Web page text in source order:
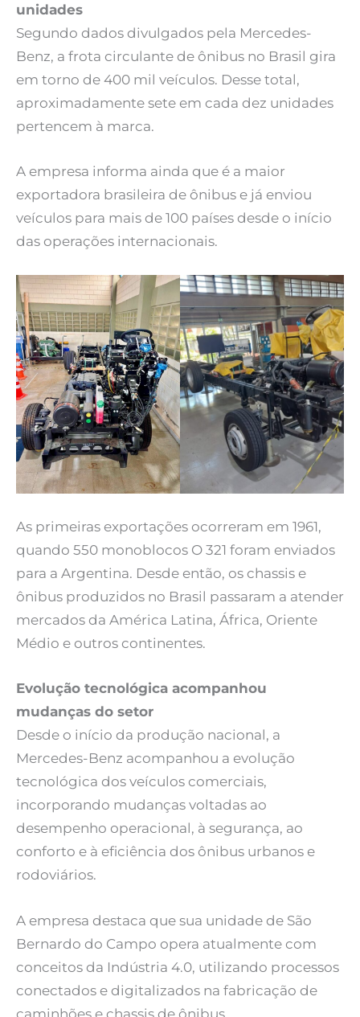
unidades
Segundo dados divulgados pela Mercedes-
Benz, a frota circulante de ônibus no Brasil gira
em torno de 400 mil veículos. Desse total,
aproximadamente sete em cada dez unidades
pertencem à marca.
A empresa informa ainda que é a maior
exportadora brasileira de ônibus e já enviou
veículos para mais de 100 países desde o início
das operações internacionais.
As primeiras exportações ocorreram em 1961,
quando 550 monoblocos O 321 foram enviados
para a Argentina. Desde então, os chassis e
ônibus produzidos no Brasil passaram a atender
mercados da América Latina, África, Oriente
Médio e outros continentes.
Evolução tecnológica acompanhou
mudanças do setor
Desde o início da produção nacional, a
Mercedes-Benz acompanhou a evolução
tecnológica dos veículos comerciais,
incorporando mudanças voltadas ao
desempenho operacional, à segurança, ao
conforto e à eficiência dos ônibus urbanos e
rodoviários.
A empresa destaca que sua unidade de São
Bernardo do Campo opera atualmente com
conceitos da Indústria 4.0, utilizando processos
conectados e digitalizados na fabricação de
caminhões e chassis de ônibus.